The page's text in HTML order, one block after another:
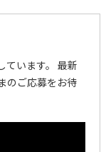
ています。 最新
のご応募をお待